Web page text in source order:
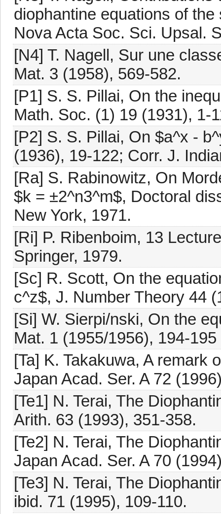
diophantine equations of
Nova Acta Soc. Sci. Upsal.
[N4] T. Nagell, Sur une
Mat. 3 (1958), 569-582.
[P1] S. S. Pillai, On the
Math. Soc. (1) 19 (1931), 1-
[P2] S. S. Pillai, On $a^x -
(1936), 19-122; Corr. J.
[Ra] S. Rabinowitz, On
$k = ±2^n3^m$, Doctoral
New York, 1971.
[Ri] P. Ribenboim, 13
Springer, 1979.
[Sc] R. Scott, On the
c^z$, J. Number Theory 44
[Si] W. Sierpi/nski, On the
Mat. 1 (1955/1956), 194-
[Ta] K. Takakuwa, A remark
Japan Acad. Ser. A 72
[Te1] N. Terai, The
Arith. 63 (1993), 351-358.
[Te2] N. Terai, The
Japan Acad. Ser. A 70
[Te3] N. Terai, The
ibid. 71 (1995), 109-110.